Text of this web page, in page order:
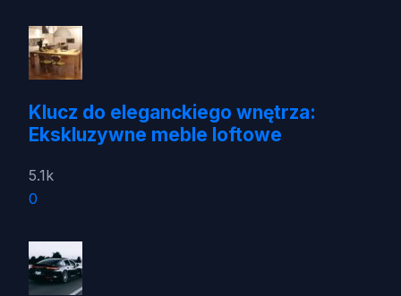
Klucz do eleganckiego wnętrza:
Ekskluzywne meble loftowe
5.1k
0